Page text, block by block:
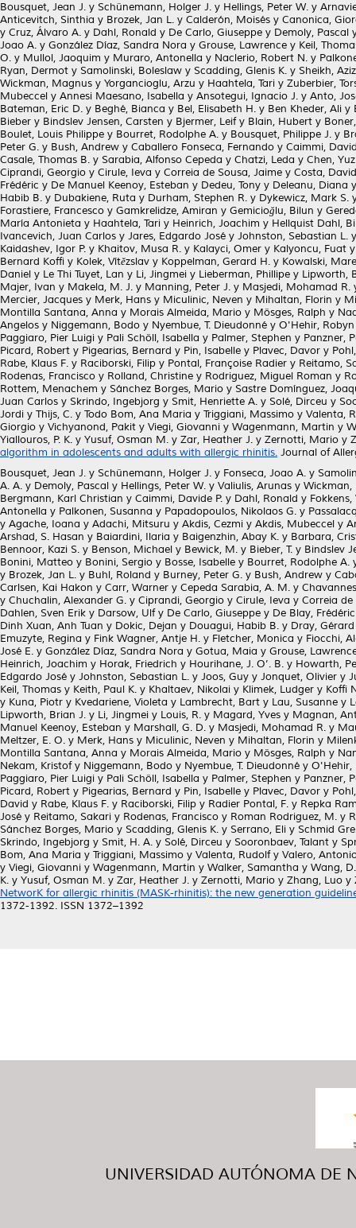
Bousquet, Jean J. y Schünemann, Holger J. y Hellings, Peter W. y
Anticevitch, Sinthia y Brozek, Jan L. y Calderón, Moisés y Canonica,
y Cruz, Álvaro A. y Dahl, Ronald y De Carlo, Giuseppe y Demoly, Pascal
Joao A. y González Díaz, Sandra Nora y Grouse, Lawrence y Keil,
O. y Mullol, Jaoquim y Muraro, Antonella y Naclerio, Robert N. y
Ryan, Dermot y Samolinski, Boleslaw y Scadding, Glenis K. y Sheikh, Aziz
Wickman, Magnus y Yorgancioglu, Arzu y Haahtela, Tari y Zuberbier,
Mubeccel y Annesi Maesano, Isabella y Ansotegui, Ignacio J. y Anto,
Bateman, Eric D. y Beghé, Bianca y Bel, Elisabeth H. y Ben Kheder, Ali y
Bieber y Bindslev Jensen, Carsten y Bjermer, Leify Blain, Hubert y
Boulet, Louis Philippe y Bourret, Rodolphe A. y Bousquet, Philippe J. y
Peter G. y Bush, Andrew y Caballero Fonseca, Fernando y Caimmi,
Casale, Thomas B. y Sarabia, Alfonso Cepeda y Chatzi, Leda y Chen,
Ciprandi, Georgio y Cirule, Ieva y Correia de Sousa, Jaime y Costa,
Frédéric y De Manuel Keenoy, Esteban y Dedeu, Tony y Deleanu, Diana
Habib B. y Dubakiene, Ruta y Durham, Stephen R. y Dykewicz, Mark S.
Forastiere, Francesco y Gamkrelidze, Amiran y Gemicioğlu, Bilun y
María Antonieta y Haahtela, Tari y Heinrich, Joachim y Hellquist Dahl,
Ivancevich, Juan Carlos y Jares, Edgardo José y Johnston, Sebastian L.
Kaidashev, Igor P. y Khaitov, Musa R. y Kalayci, Omer y Kalyoncu, Fuat
Bernard Koffi y Kolek, Vítězslav y Koppelman, Gerard H. y Kowalski,
Daniel y Le Thi Tuyet, Lan y Li, Jingmei y Lieberman, Phillipe y Lipworth,
Majer, Ivan y Makela, M. J. y Manning, Peter J. y Masjedi, Mohamad R.
Mercier, Jacques y Merk, Hans y Miculinic, Neven y Mihaltan, Florin y
Montilla Santana, Anna y Morais Almeida, Mario y Mösges, Ralph y
Angelos y Niggemann, Bodo y Nyembue, T. Dieudonné y O'Hehir, Robyn
Paggiaro, Pier Luigi y Pali Schöll, Isabella y Palmer, Stephen y Panzner,
Picard, Robert y Pigearias, Bernard y Pin, Isabelle y Plavec, Davor y
Rabe, Klaus F. y Raciborski, Filip y Pontal, Françoise Radier y Reitamo,
Rodenas, Francisco y Rolland, Christine y Rodriguez, Miguel Roman y
Rottem, Menachem y Sánchez Borges, Mario y Sastre Domínguez,
Juan Carlos y Skrindo, Ingebjorg y Smit, Henriette A. y Solé, Dirceu y
Jordi y Thijs, C. y Todo Bom, Ana Maria y Triggiani, Massimo y Valenta,
Giorgio y Vichyanond, Pakit y Viegi, Giovanni y Wagenmann, Martin y
Yiallouros, P. K. y Yusuf, Osman M. y Zar, Heather J. y Zernotti, Mario y
algorithm in adolescents and adults with allergic rhinitis. Journal of
Bousquet, Jean J. y Schünemann, Holger J. y Fonseca, Joao A. y
A. A. y Demoly, Pascal y Hellings, Peter W. y Valiulis, Arunas y Wickman,
Bergmann, Karl Christian y Caimmi, Davide P. y Dahl, Ronald y Fokkens,
Antonella y Palkonen, Susanna y Papadopoulos, Nikolaos G. y
y Agache, Ioana y Adachi, Mitsuru y Akdis, Cezmi y Akdis, Mubeccel y
Arshad, S. Hasan y Baiardini, Ilaria y Baigenzhin, Abay K. y Barbara,
Bennoor, Kazi S. y Benson, Michael y Bewick, M. y Bieber, T. y Bindslev
Bonini, Matteo y Bonini, Sergio y Bosse, Isabelle y Bourret, Rodolphe A.
y Brozek, Jan L. y Buhl, Roland y Burney, Peter G. y Bush, Andrew y
Carlsen, Kai Hakon y Carr, Warner y Cepeda Sarabia, A. M. y
y Chuchalin, Alexander G. y Ciprandi, Georgio y Cirule, Ieva y Correia de
Dahlen, Sven Erik y Darsow, Ulfy De Carlo, Giuseppe y De Blay, Frédéric
Dinh Xuan, Anh Tuan y Dokic, Dejan y Douagui, Habib B. y Dray, Gérard
Emuzyte, Regina y Fink Wagner, Antje H. y Fletcher, Monica y Fiocchi,
José E. y González Díaz, Sandra Nora y Gotua, Maia y Grouse,
Heinrich, Joachim y Horak, Friedrich y Hourihane, J. O’. B. y Howarth,
Edgardo José y Johnston, Sebastian L. y Joos, Guy y Jonquet, Olivier y
Keil, Thomas y Keith, Paul K. y Khaltaev, Nikolai y Klimek, Ludger y Koffi
y Kuna, Piotr y Kvedariene, Violeta y Lambrecht, Bart y Lau, Susanne y
Lipworth, Brian J. y Li, Jingmei y Louis, R. y Magard, Yves y Magnan,
Manuel Keenoy, Esteban y Marshall, G. D. y Masjedi, Mohamad R. y
Meltzer, E. O. y Merk, Hans y Miculinic, Neven y Mihaltan, Florin y
Montilla Santana, Anna y Morais Almeida, Mario y Mösges, Ralph y
Nekam, Kristofy Niggemann, Bodo y Nyembue, T. Dieudonné y O'Hehir,
Paggiaro, Pier Luigi y Pali Schöll, Isabella y Palmer, Stephen y Panzner,
Picard, Robert y Pigearias, Bernard y Pin, Isabelle y Plavec, Davor y
David y Rabe, Klaus F. y Raciborski, Filip y Radier Pontal, F. y Repka
José y Reitamo, Sakari y Rodenas, Francisco y Roman Rodriguez, M. y
Sánchez Borges, Mario y Scadding, Glenis K. y Serrano, Eli y Schmid
Skrindo, Ingebjorg y Smit, H. A. y Solé, Dirceu y Sooronbaev, Talant y
Bom, Ana Maria y Triggiani, Massimo y Valenta, Rudolfy Valero,
y Viegi, Giovanni y Wagenmann, Martin y Walker, Samantha y Wang, D.
K. y Yusuf, Osman M. y Zar, Heather J. y Zernotti, Mario y Zhang, Luo y
NetworK for allergic rhinitis (MASK-rhinitis): the new generation
1372-1392. ISSN 1372–1392
UNIVERSIDAD AUTÓNOMA DE